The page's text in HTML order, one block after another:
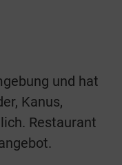
und hat
Kanus,
Restaurant